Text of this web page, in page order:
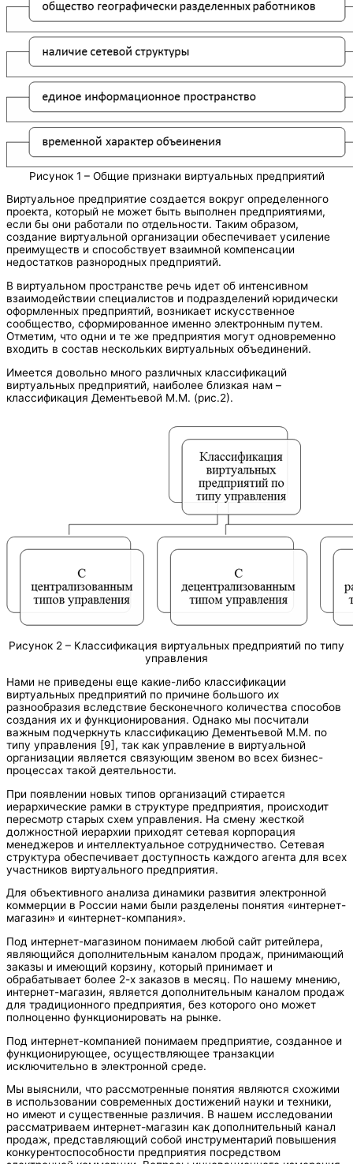
Рисунок 1 – Общие признаки виртуальных предприятий
Виртуальное предприятие создается вокруг определенного
проекта, который не может быть выполнен предприятиями,
если бы они работали по отдельности. Таким образом,
создание виртуальной организации обеспечивает усиление
преимуществ и способствует взаимной компенсации
недостатков разнородных предприятий.
В виртуальном пространстве речь идет об интенсивном
взаимодействии специалистов и подразделений юридически
оформленных предприятий, возникает искусственное
сообщество, сформированное именно электронным путем.
Отметим, что одни и те же предприятия могут одновременно
входить в состав нескольких виртуальных объединений.
Имеется довольно много различных классификаций
виртуальных предприятий, наиболее близкая нам –
классификация Дементьевой М.М. (рис.2).
Рисунок 2 – Классификация виртуальных предприятий по типу
управления
Нами не приведены еще какие-либо классификации
виртуальных предприятий по причине большого их
разнообразия вследствие бесконечного количества способов
создания их и функционирования. Однако мы посчитали
важным подчеркнуть классификацию Дементьевой М.М. по
типу управления [9], так как управление в виртуальной
организации является связующим звеном во всех бизнес-
процессах такой деятельности.
При появлении новых типов организаций стирается
иерархические рамки в структуре предприятия, происходит
пересмотр старых схем управления. На смену жесткой
должностной иерархии приходят сетевая корпорация
менеджеров и интеллектуальное сотрудничество. Сетевая
структура обеспечивает доступность каждого агента для всех
участников виртуального предприятия.
Для объективного анализа динамики развития электронной
коммерции в России нами были разделены понятия «интернет-
магазин» и «интернет-компания».
Под интернет-магазином понимаем любой сайт ритейлера,
являющийся дополнительным каналом продаж, принимающий
заказы и имеющий корзину, который принимает и
обрабатывает более 2-х заказов в месяц. По нашему мнению,
интернет-магазин, является дополнительным каналом продаж
для традиционного предприятия, без которого оно может
полноценно функционировать на рынке.
Под интернет-компанией понимаем предприятие, созданное и
функционирующее, осуществляющее транзакции
исключительно в электронной среде.
Мы выяснили, что рассмотренные понятия являются схожими
в использовании современных достижений науки и техники,
но имеют и существенные различия. В нашем исследовании
рассматриваем интернет-магазин как дополнительный канал
продаж, представляющий собой инструментарий повышения
конкурентоспособности предприятия посредством